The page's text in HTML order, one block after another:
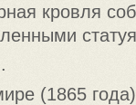
кровля
(1865